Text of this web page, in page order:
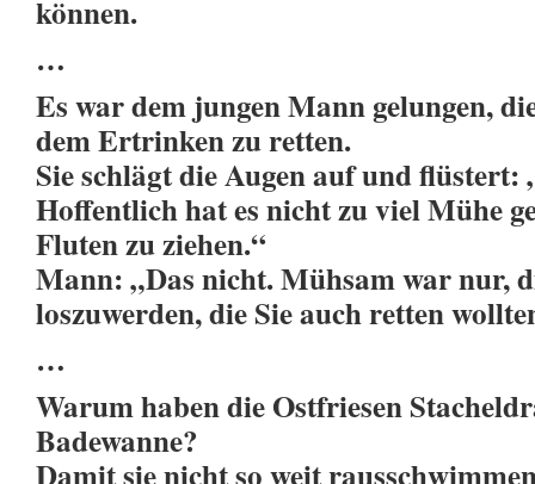
können.
…
Es war dem jungen Mann gelungen,
dem Ertrinken zu retten.
Sie schlägt die Augen auf und flüstert:
Hoffentlich hat es nicht zu viel Mühe
Fluten zu ziehen.“
Mann: „Das nicht. Mühsam war nur,
loszuwerden, die Sie auch retten
…
Warum haben die Ostfriesen
Badewanne?
Damit sie nicht so weit